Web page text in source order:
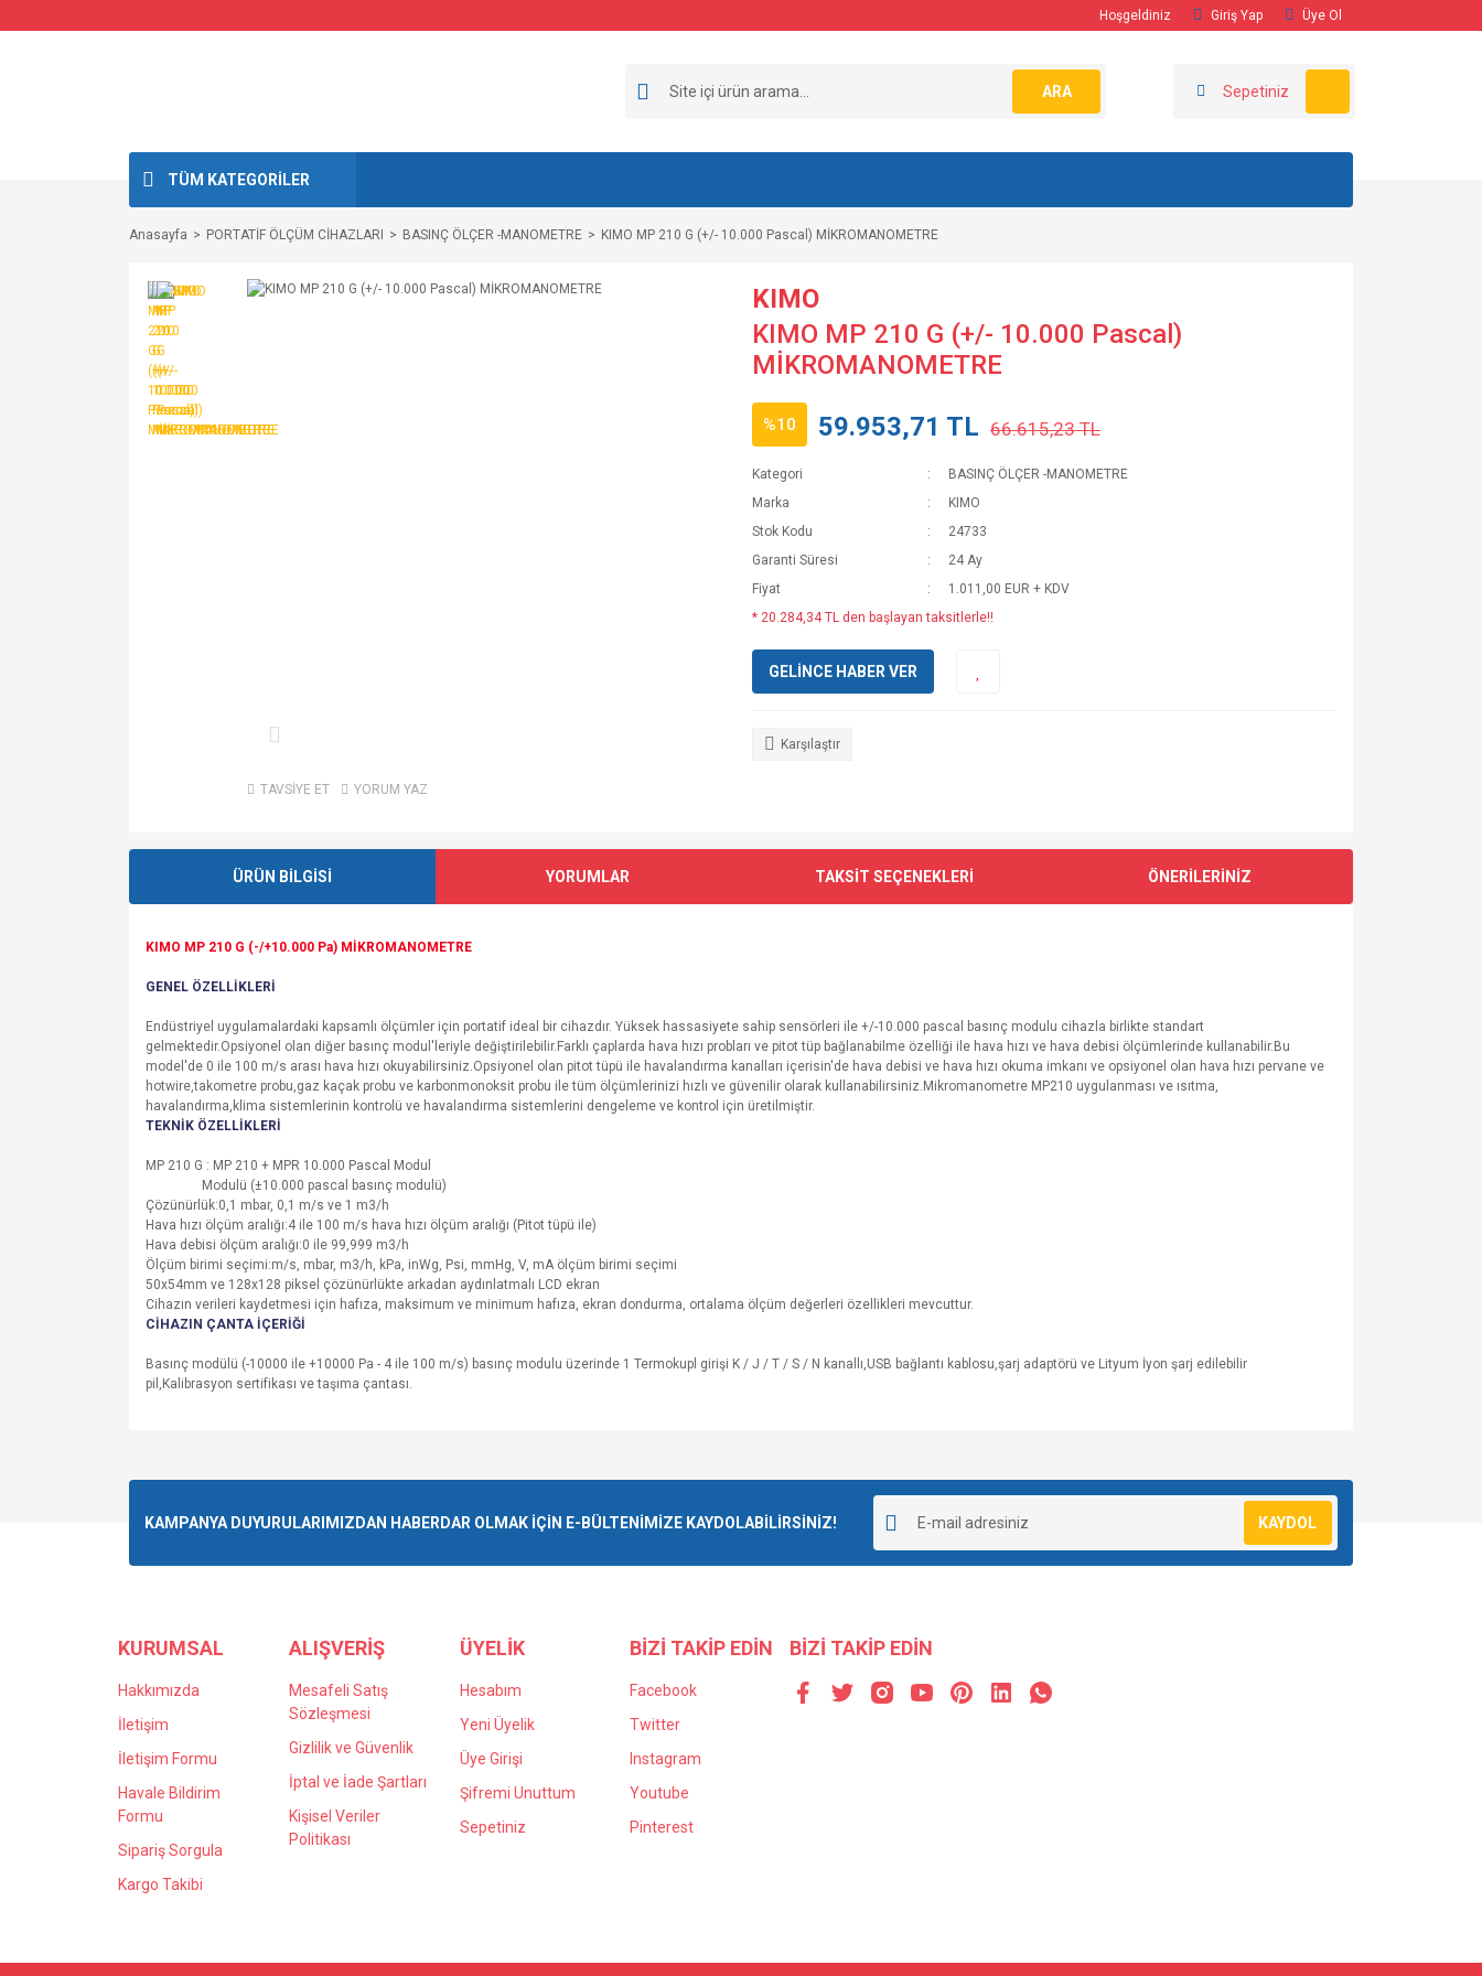
Hoşgeldiniz Giriş Yap Üye Ol
ARA Sepetiniz
TÜM KATEGORİLER
Anasayfa PORTATİF ÖLÇÜM CİHAZLARI BASINÇ ÖLÇER -MANOMETRE KIMO MP 210 G (+/- 10.000 Pascal) MİKROMANOMETRE
TAVSİYE ET YORUM YAZ
KIMO
KIMO MP 210 G (+/- 10.000 Pascal)
MİKROMANOMETRE
%10 59.953,71 TL 66.615,23 TL
Kategori
BASINÇ ÖLÇER -MANOMETRE
Marka
KIMO
Stok Kodu
24733
Garanti Süresi
24 Ay
Fiyat
1.011,00 EUR + KDV
* 20.284,34 TL den başlayan taksitlerle!!
GELİNCE HABER VER
Karşılaştır
ÜRÜN BİLGİSİ YORUMLAR TAKSİT SEÇENEKLERİ ÖNERİLERİNİZ
KIMO MP 210 G (-/+10.000 Pa) MİKROMANOMETRE
GENEL ÖZELLİKLERİ
Endüstriyel uygulamalardaki kapsamlı ölçümler için portatif ideal bir cihazdır. Yüksek hassasiyete sahip sensörleri ile +/-10.000 pascal basınç modulu cihazla birlikte standart
gelmektedir.Opsiyonel olan diğer basınç modul'leriyle değiştirilebilir.Farklı çaplarda hava hızı probları ve pitot tüp bağlanabilme özelliği ile hava hızı ve hava debisi ölçümlerinde kullanabilir.Bu
model'de 0 ile 100 m/s arası hava hızı okuyabilirsiniz.Opsiyonel olan pitot tüpü ile havalandırma kanalları içerisin'de hava debisi ve hava hızı okuma imkanı ve opsiyonel olan hava hızı pervane ve
hotwire,takometre probu,gaz kaçak probu ve karbonmonoksit probu ile tüm ölçümlerinizi hızlı ve güvenilir olarak kullanabilirsiniz.Mikromanometre MP210 uygulanması ve ısıtma,
havalandırma,klima sistemlerinin kontrolü ve havalandırma sistemlerini dengeleme ve kontrol için üretilmiştir.
TEKNİK ÖZELLİKLERİ
MP 210 G : MP 210 + MPR 10.000 Pascal Modul
Modulü (±10.000 pascal basınç modulü)
Çözünürlük:0,1 mbar, 0,1 m/s ve 1 m3/h
Hava hızı ölçüm aralığı:4 ile 100 m/s hava hızı ölçüm aralığı (Pitot tüpü ile)
Hava debisi ölçüm aralığı:0 ile 99,999 m3/h
Ölçüm birimi seçimi:m/s, mbar, m3/h, kPa, inWg, Psi, mmHg, V, mA ölçüm birimi seçimi
50x54mm ve 128x128 piksel çözünürlükte arkadan aydınlatmalı LCD ekran
Cihazın verileri kaydetmesi için hafıza, maksimum ve minimum hafıza, ekran dondurma, ortalama ölçüm değerleri özellikleri mevcuttur.
CİHAZIN ÇANTA İÇERİĞİ
Basınç modülü (-10000 ile +10000 Pa - 4 ile 100 m/s) basınç modulu üzerinde 1 Termokupl girişi K / J / T / S / N kanallı,USB bağlantı kablosu,şarj adaptörü ve Lityum İyon şarj edilebilir
pil,Kalibrasyon sertifikası ve taşıma çantası.
Ürün resmi kalitesiz, bozuk veya görüntülenemiyor.
Bu ürüne benzer farklı alternatifler olmalı.
KAMPANYA DUYURULARIMIZDAN HABERDAR OLMAK İÇİN E-BÜLTENİMİZE KAYDOLABİLİRSİNİZ! KAYDOL
KURUMSAL
Hakkımızda
İletişim
İletişim Formu
Havale Bildirim
Formu
Sipariş Sorgula
Kargo Takibi
ALIŞVERİŞ
Mesafeli Satış
Sözleşmesi
Gizlilik ve Güvenlik
İptal ve İade Şartları
Kişisel Veriler
Politikası
ÜYELİK
Hesabım
Yeni Üyelik
Üye Girişi
Şifremi Unuttum
Sepetiniz
BİZİ TAKİP EDİN
Facebook
Twitter
Instagram
Youtube
Pinterest
BİZİ TAKİP EDİN